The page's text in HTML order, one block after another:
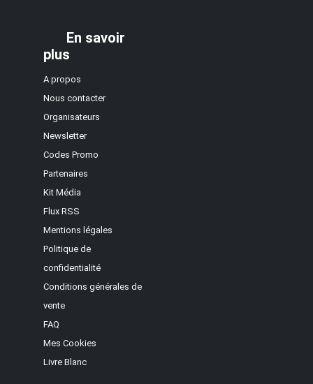
En savoir
plus
A propos
Nous contacter
Organisateurs
Newsletter
Codes Promo
Partenaires
Kit Média
Flux RSS
Mentions légales
Politique de
confidentialité
Conditions générales de
vente
FAQ
Mes Cookies
Livre Blanc